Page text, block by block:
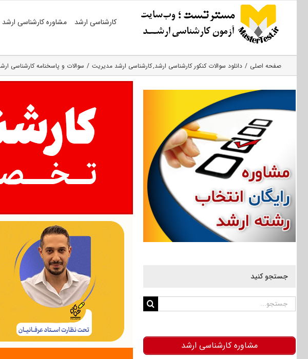
کارشناسی ارشد مشاوره کارشناسی ارشد
صفحه اصلی دانلود سوالات کنکور کارشناسی ارشد کارشناسی ارشد مدیریت سوالات و پاسخنامه کارشناسی ارشد
جستجو کنید
جستجو
مشاوره کارشناسی ارشد